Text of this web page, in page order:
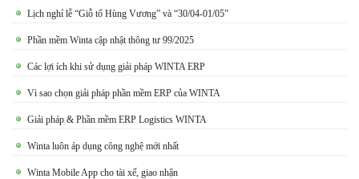
Lịch nghỉ lễ “Giỗ tổ Hùng Vương” và “30/04-01/05”
Phần mềm Winta cập nhật thông tư 99/2025
Các lợi ích khi sử dụng giải pháp WINTA ERP
Vì sao chọn giải pháp phần mềm ERP của WINTA
Giải pháp & Phần mềm ERP Logistics WINTA
Winta luôn áp dụng công nghệ mới nhất
Winta Mobile App cho tài xế, giao nhận